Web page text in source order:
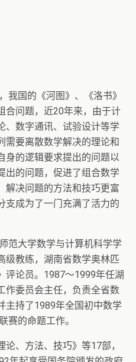
我国的《河图》、《洛书》
合问题，近20年来，由于计
、数字通讯、试验设计等学
需要离散数学解决的理论和
身的逻辑要求提出的问题以
出的问题，促进了组合数学
解决问题的方法和技巧更富
支成为了一门充满了活力的
范大学数学与计算机科学学
级教练，湖南省数学奥林匹
评论员。1987～1999年任湖
作委员会主任，负责全省数
主持了1989年全国初中数学
赛的命题工作。
、方法、技巧》等17部，